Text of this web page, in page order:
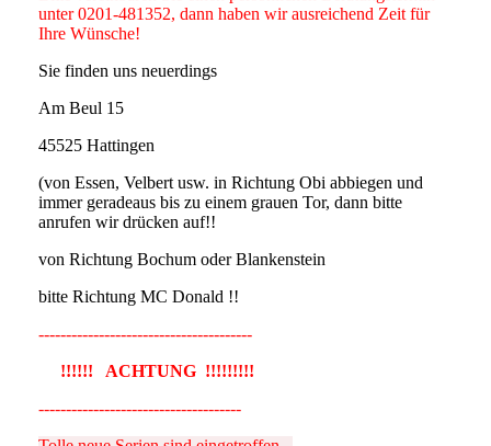
unter 0201-481352, dann haben wir ausreichend Zeit für
Ihre Wünsche!
Sie finden uns neuerdings
Am Beul 15
45525 Hattingen
(von Essen, Velbert usw. in Richtung Obi abbiegen und
immer geradeaus bis zu einem grauen Tor, dann bitte
anrufen wir drücken auf!!
von Richtung Bochum oder Blankenstein
bitte Richtung MC Donald !!
---------------------------------------
!!!!!! ACHTUNG !!!!!!!!!
-------------------------------------